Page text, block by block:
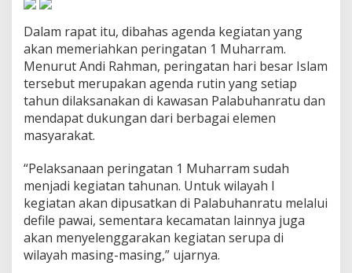
Dalam rapat itu, dibahas agenda kegiatan yang
akan memeriahkan peringatan 1 Muharram.
Menurut Andi Rahman, peringatan hari besar Islam
tersebut merupakan agenda rutin yang setiap
tahun dilaksanakan di kawasan Palabuhanratu dan
mendapat dukungan dari berbagai elemen
masyarakat.
“Pelaksanaan peringatan 1 Muharram sudah
menjadi kegiatan tahunan. Untuk wilayah I
kegiatan akan dipusatkan di Palabuhanratu melalui
defile pawai, sementara kecamatan lainnya juga
akan menyelenggarakan kegiatan serupa di
wilayah masing-masing,” ujarnya.